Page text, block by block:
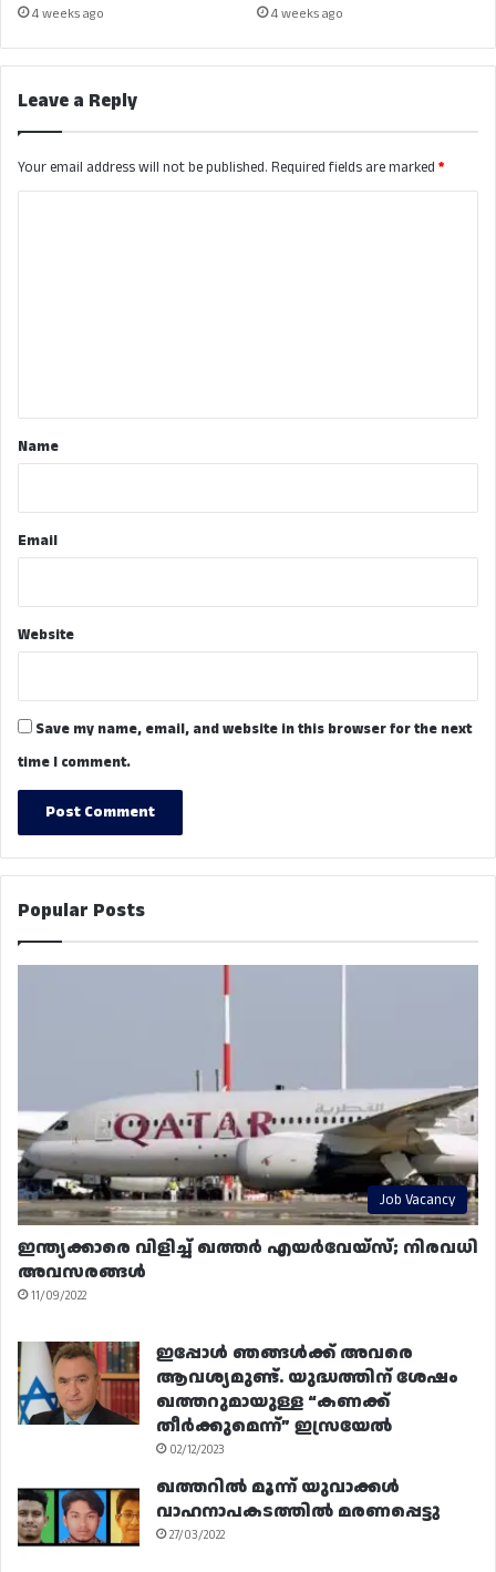
4 weeks ago 4 weeks ago
Leave a Reply
Your email address will not be published. Required fields are marked *
*Name
Email
Website
Save my name, email, and website in this browser for the next
time I comment.
Popular Posts
Job Vacancy
ഇന്ത്യക്കാരെ വിളിച്ച് ഖത്തർ എയർവേയ്‌സ്; നിരവധി
അവസരങ്ങൾ
11/09/2022
ഇപ്പോൾ ഞങ്ങൾക്ക് അവരെ
ആവശ്യമുണ്ട്. യുദ്ധത്തിന് ശേഷം
ഖത്തറുമായുള്ള “കണക്ക്
തീർക്കുമെന്ന്” ഇസ്രയേൽ
02/12/2023
ഖത്തറിൽ മൂന്ന് യുവാക്കൾ
വാഹനാപകടത്തിൽ മരണപ്പെട്ടു
27/03/2022